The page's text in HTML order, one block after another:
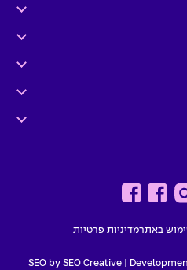
באתרמדיניות פרטיות
SEO by SEO Creative